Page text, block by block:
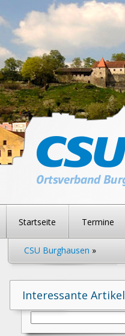
Startseite Termine
CSU Burghausen »
Suche
Suchen
nach:
Interessante Artikel